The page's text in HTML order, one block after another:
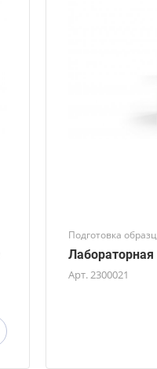
Подготовка
Лабораторная
Арт.2300021